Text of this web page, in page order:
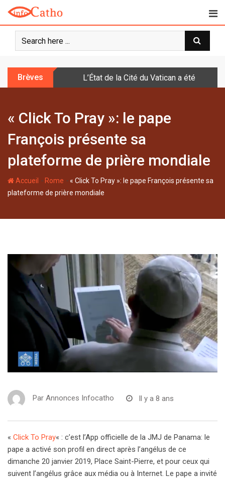
o
Brèves L’État de la Cité du Vatican a été doté
« Click To Pray »: le pape
François présente sa
plateforme de prière mondiale
Accueil - Rome -« Click To Pray »: le pape François présente sa
plateforme de prière mondiale
Par Annonces Infocatho Il y a 8 ans
« Click To Pray« : c’est l’App officielle de la JMJ de Panama: le
pape a activé son profil en direct après l’angélus de ce
dimanche 20 janvier 2019, Place Saint-Pierre, et pour ceux qui
suivent l’angélus grâce aux média ou à Internet. Le pape a invité